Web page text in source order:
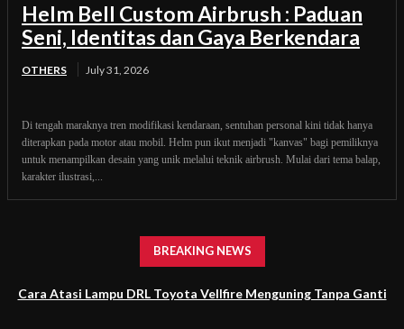
Helm Bell Custom Airbrush : Paduan
Seni, Identitas dan Gaya Berkendara
OTHERS July 31, 2026
Di tengah maraknya tren modifikasi kendaraan, sentuhan personal kini tidak hanya
diterapkan pada motor atau mobil. Helm pun ikut menjadi "kanvas" bagi pemiliknya
untuk menampilkan desain yang unik melalui teknik airbrush. Mulai dari tema balap,
karakter ilustrasi,...
BREAKING NEWS
Cara Atasi Lampu DRL Toyota Vellfire Menguning Tanpa Ganti